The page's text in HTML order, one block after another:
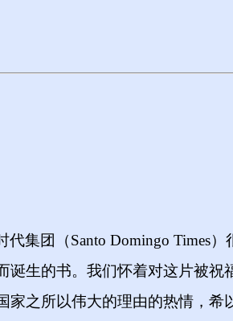
代集团（Santo Domingo Times）
诞生的书。我们怀着对这片被
家之所以伟大的理由的热情，希